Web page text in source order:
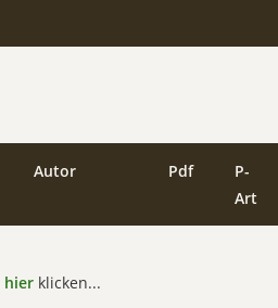
Autor Pdf
P-
Art
hier klicken...